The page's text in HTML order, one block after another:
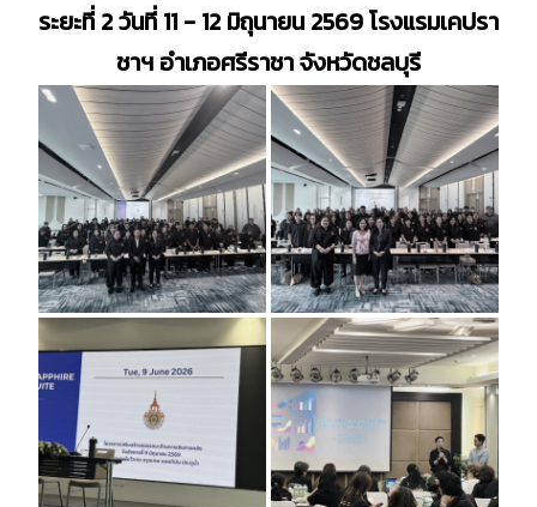
ระยะที่ 2 วันที่ 11 - 12 มิถุนายน 2569 โรงแรมเคปรา
ชาฯ อำเภอศรีราชา จังหวัดชลบุรี